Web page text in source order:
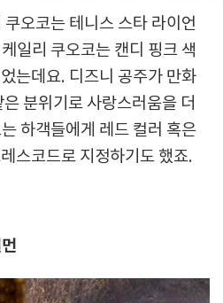
오코는 테니스 스타 라이언
일리 쿠오코는 캔디 핑크 색
는데요. 디즈니 공주가 만화
분위기로 사랑스러움을 더
하객들에게 레드 컬러 혹은
스코드로 지정하기도 했죠.